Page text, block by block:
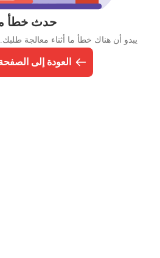
حدث خطأ
يبدو أن هناك خطأ ما أثناء معالجة
العودة إلى